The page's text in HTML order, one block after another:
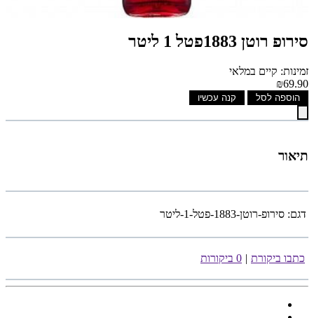
סירופ רוטן 1883פטל 1 ליטר
זמינות: קיים במלאי
₪69.90
הוספה לסל קנה עכשיו
תיאור
דגם: סירופ-רוטן-1883-פטל-1-ליטר
כתבו ביקורת | 0 ביקורות